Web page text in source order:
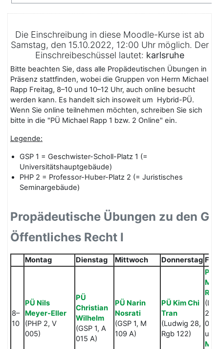
Die Einschreibung in diese Moodle-Kurse ist ab
Samstag, den 15.10.2022, 12:00 Uhr möglich. Der
Einschreibeschüssel lautet: karlsruhe
Bitte beachten Sie, dass alle Propädeutischen Übungen in
Präsenz stattfinden, wobei die Gruppen von Herrn Michael
Rapp Freitag, 8–10 und 10–12 Uhr, auch online besucht
werden kann. Es handelt sich insoweit um Hybrid-PÜ.
Wenn Sie online teilnehmen möchten, schreiben Sie sich
bitte in die "PÜ Michael Rapp 1 bzw. 2 Online" ein.
Legende:
GSP 1 = Geschwister-Scholl-Platz 1 (=
Universitätshauptgebäude)
PHP 2 = Professor-Huber-Platz 2 (= Juristisches
Seminargebäude)
Propädeutische Übungen zu den GK
Öffentliches Recht I
Montag Dienstag Mittwoch Donnerstag
8–
10
PÜ Nils
Meyer-Eller
(PHP 2, V
005)
PÜ
Christian
Wilhelm
(GSP 1, A
015 A)
PÜ Narin
Nosrati
(GSP 1, M
109 A)
PÜ Kim Chi
Tran
(Ludwig 28,
Rgb 122)
PÜ
28,
und